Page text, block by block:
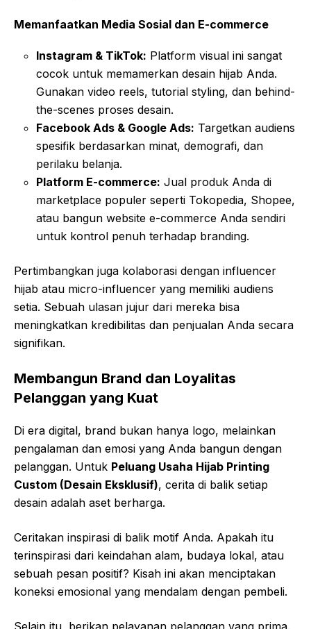
Memanfaatkan Media Sosial dan E-commerce
Instagram & TikTok: Platform visual ini sangat
cocok untuk memamerkan desain hijab Anda.
Gunakan video reels, tutorial styling, dan behind-
the-scenes proses desain.
Facebook Ads & Google Ads: Targetkan audiens
spesifik berdasarkan minat, demografi, dan
perilaku belanja.
Platform E-commerce: Jual produk Anda di
marketplace populer seperti Tokopedia, Shopee,
atau bangun website e-commerce Anda sendiri
untuk kontrol penuh terhadap branding.
Pertimbangkan juga kolaborasi dengan influencer
hijab atau micro-influencer yang memiliki audiens
setia. Sebuah ulasan jujur dari mereka bisa
meningkatkan kredibilitas dan penjualan Anda secara
signifikan.
Membangun Brand dan Loyalitas
Pelanggan yang Kuat
Di era digital, brand bukan hanya logo, melainkan
pengalaman dan emosi yang Anda bangun dengan
pelanggan. Untuk Peluang Usaha Hijab Printing
Custom (Desain Eksklusif), cerita di balik setiap
desain adalah aset berharga.
Ceritakan inspirasi di balik motif Anda. Apakah itu
terinspirasi dari keindahan alam, budaya lokal, atau
sebuah pesan positif? Kisah ini akan menciptakan
koneksi emosional yang mendalam dengan pembeli.
Selain itu, berikan pelayanan pelanggan yang prima.